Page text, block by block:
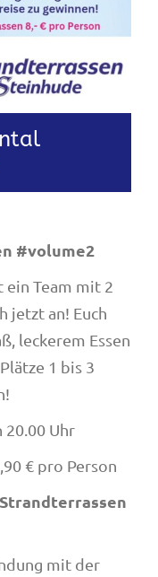
#volume2
ein Team mit 2
jetzt an! Euch
leckerem Essen
1 bis 3
Uhr
€ pro Person
mit der